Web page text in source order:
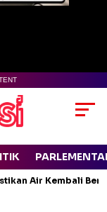
Air Kembali